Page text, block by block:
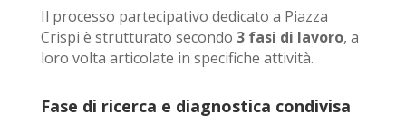
Il processo partecipativo dedicato a Piazza
Crispi è strutturato secondo 3 fasi di lavoro, a
loro volta articolate in specifiche attività.
Fase di ricerca e diagnostica condivisa